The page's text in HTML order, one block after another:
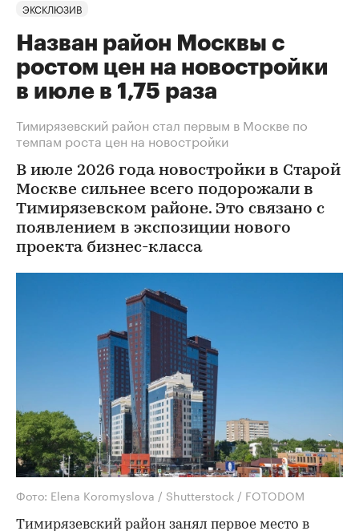
ЭКСКЛЮЗИВ
Назван район Москвы с
ростом цен на новостройки
в июле в 1,75 раза
Тимирязевский район стал первым в Москве по
темпам роста цен на новостройки
В июле 2026 года новостройки в Старой
Москве сильнее всего подорожали в
Тимирязевском районе. Это связано с
появлением в экспозиции нового
проекта бизнес-класса
Фото: Elena Koromyslova / Shutterstock / FOTODOM
Тимирязевский район занял первое место в